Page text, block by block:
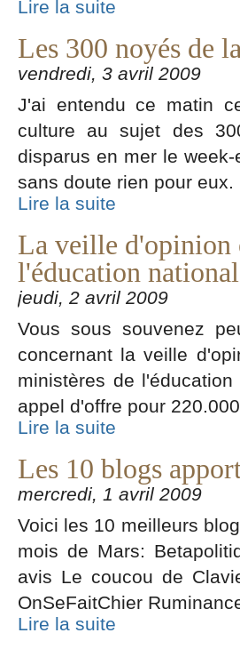
Lire la suite
Les 300 noyés de
vendredi, 3 avril 2009
J'ai entendu ce matin
culture au sujet des
disparus en mer le
sans doute rien pour eux.
Lire la suite
La veille d'opinion
l'éducation
jeudi, 2 avril 2009
Vous sous souvenez
concernant la veille
ministères de
appel d'offre pour
Lire la suite
Les 10 blogs
mercredi, 1 avril 2009
Voici les 10 meilleurs
mois de Mars:
avis Le coucou de
OnSeFaitChier
Lire la suite